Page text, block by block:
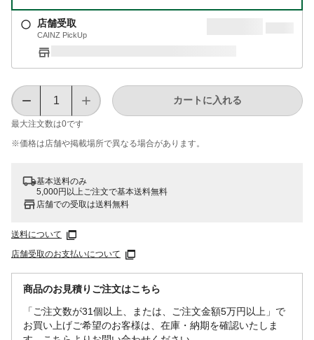
店舗受取
CAINZ PickUp
最大注文数は0です
カートに入れる
※価格は​店舗や​掲載場所で​異なる​場合が​あります。
基本送料のみ
5,000円以上ご注文で基本送料無料
店舗での受取は送料無料
送料について
店舗受取のお支払いについて
商品のお見積りご注文はこちら
「ご注文数が31個以上、または、ご注文金額5万円以上」で
お買い上げご希望のお客様は、在庫・納期を確認いたしま